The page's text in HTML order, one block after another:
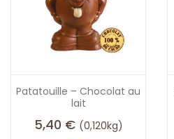
Patatouille – Chocolat au
lait
5,40 € (0,120kg)